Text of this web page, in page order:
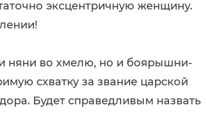
эксцентричную женщину.
няни во хмелю, но и боярышни-
схватку за звание царской
Будет справедливым назвать